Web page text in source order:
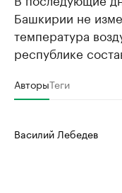
Башкирии не
температура
республике
АвторыТеги
Василий Лебедев